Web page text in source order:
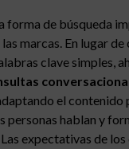
forma de búsqueda
marcas. En lugar de
clave simples,
el contenido
personas hablan y
expectativas de